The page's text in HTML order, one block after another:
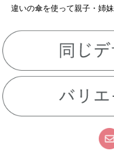
違いの傘を使って親子・姉